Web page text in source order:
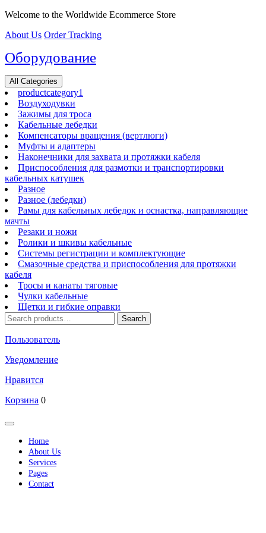
Перейти
содержимому
Welcome to the Worldwide Ecommerce Store
About Us Order Tracking
Оборудование
All Categories
productcategory1
Воздуходувки
Зажимы для троса
Кабельные лебедки
Компенсаторы вращения (вертлюги)
Муфты и адаптеры
Наконечники для захвата и протяжки кабеля
Приспособления для размотки и транспортировки
кабельных катушек
Разное
Разное (лебедки)
Рамы для кабельных лебедок и оснастка, направляющие
мачты
Резаки и ножи
Ролики и шкивы кабельные
Системы регистрации и комплектующие
Смазочные средства и приспособления для протяжки
кабеля
Тросы и канаты тяговые
Чулки кабельные
Щетки и гибкие оправки
Search
for:
Search
Пользователь
Уведомление
Нравится
Корзина 0
Кнопка
Открыть
Home
About Us
Services
Pages
Contact